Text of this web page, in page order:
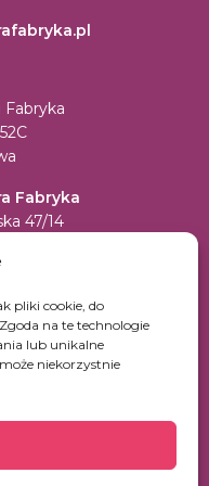
pliki cookie, do
na te technologie
lub unikalne
niekorzystnie
Fabryka
Fabryka
47/14
w PLN:
kliknijtutaj.